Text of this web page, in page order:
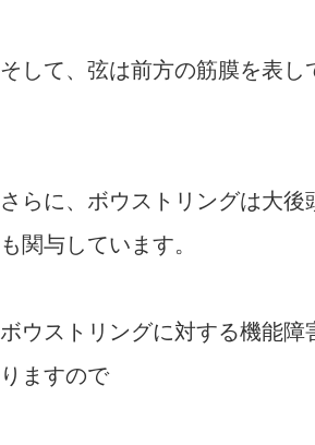
そして、弦は前方の筋膜を表し
さらに、ボウストリングは大
も関与しています。
ボウストリングに対する機能
りますので